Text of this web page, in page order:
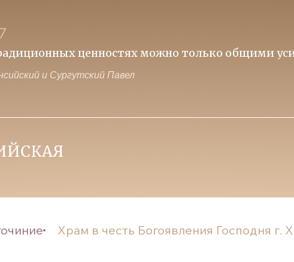
7
ценностях можно только общими
и Сургутский Павел
Храм в честь Богоявления Господня г.